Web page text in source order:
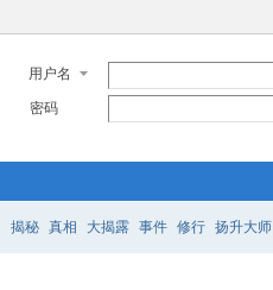
用户名
密码
揭秘 真相 大揭露 事件 修行 扬升大师